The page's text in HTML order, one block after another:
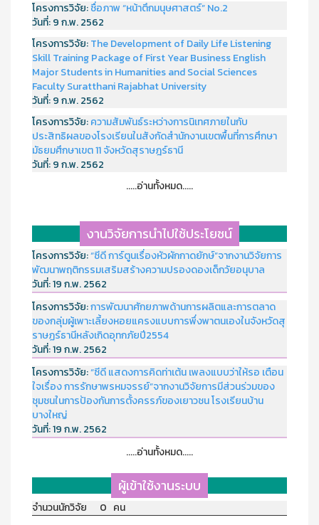
โครงการวิจัย:ชื่อภาพ “หน้าตึกมนุษศาสตร์” No.2
วันที่:9 ก.พ. 2562
โครงการวิจัย:The Development of Daily Life Listening
Skill Training Package of First Year Business English
Major Students in Humanities and Social Sciences
Faculty Suratthani Rajabhat University
วันที่:9 ก.พ. 2562
โครงการวิจัย:ความสัมพันธ์ระหว่างการนิเทศภายในกับ
ประสิทธิผลของโรงเรียนในสังกัดสำนักงานเขตพื้นที่การศึกษา
มัธยมศึกษาเขต 11 จังหวัดสุราษฎร์ธานี
วันที่:9 ก.พ. 2562
.....อ่านทั้งหมด.....
งานวิจัยการนำไปใช้ประโยชน์
โครงการวิจัย:“ซีดี การ์ตูนเรื่องหัวผักกาดยักษ์”จากงานวิจัยการ
พัฒนาพฤติกรรมเสริมสร้างความปรองดองเด็กวัยอนุบาล
วันที่:19 ก.พ. 2562
โครงการวิจัย:การพัฒนาศักยภาพด้านการผลิตและการตลาด
ของกลุ่มผู้เพาะเลี้ยงหอยแครงแบบการพึ่งพาตนเองในจังหวัดสุ
ราษฏร์ธานีหลังเกิดอุทกภัยปี2554
วันที่:19 ก.พ. 2562
โครงการวิจัย:“ซีดี แสดงการคิดท่าเต้น เพลงแบบว่าให้รอ เตือน
ใจเรื่อง การรักษาพรหมจรรย์”จากงานวิจัยการมีส่วนร่วมของ
ชุมชนในการป้องกันการตั้งครรภ์ของเยาวชน โรงเรียนบ้าน
บางใหญ่
วันที่:19 ก.พ. 2562
.....อ่านทั้งหมด.....
ผู้เข้าใช้งานระบบ
จำนวนนักวิจัย 0 คน